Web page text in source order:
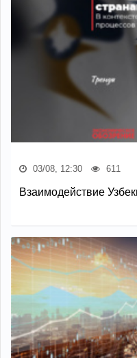
03/08, 12:30 611
Взаимодействие